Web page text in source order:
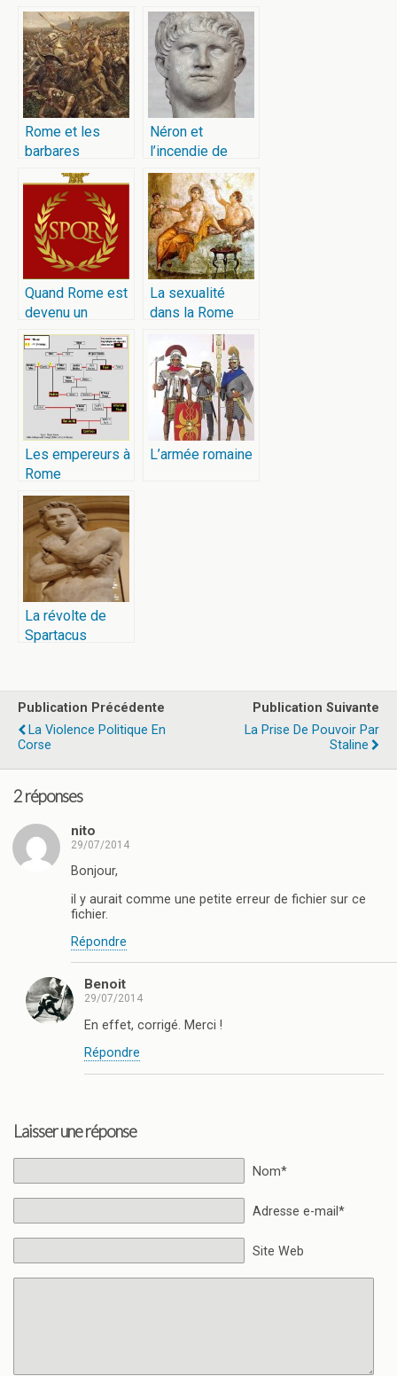
Rome et les
barbares
Néron et
l’incendie de
Rome
Quand Rome est
devenu un
empire
La sexualité
dans la Rome
Les empereurs à
Rome
L’armée romaine
La révolte de
Spartacus
Publication Précédente
La Violence Politique En
Corse
Publication Suivante
La Prise De Pouvoir Par
Staline
2 réponses
nito
29/07/2014
Bonjour,
il y aurait comme une petite erreur de fichier sur ce
fichier.
Répondre
Benoit
29/07/2014
En effet, corrigé. Merci !
Répondre
Laisser une réponse
Nom*
Adresse e-mail*
Site Web